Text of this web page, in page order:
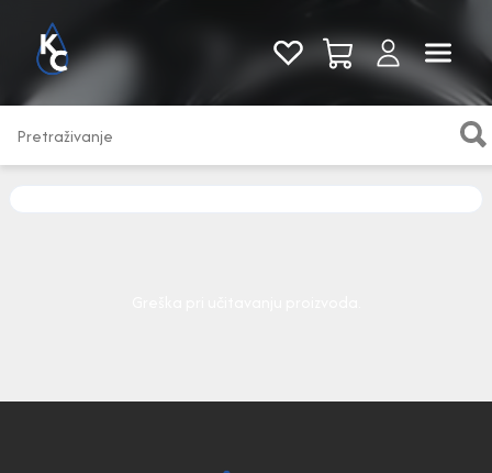
Pogledaj sve